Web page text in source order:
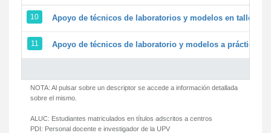
10 Apoyo de técnicos de laboratorios y modelos en
11 Apoyo de técnicos de laboratorio y modelos a prácticas
NOTA: Al pulsar sobre un descriptor se accede a información detallada
sobre el mismo.
ALUC: Estudiantes matriculados en títulos adscritos a centros
PDI: Personal docente e investigador de la UPV